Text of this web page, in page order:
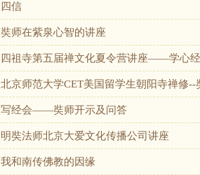
四信
奘师在紫泉心智的讲座
四祖寺第五届禅文化夏令营讲座——学心
北京师范大学CET美国留学生朝阳寺禅修--
写经会——奘师开示及问答
明奘法师北京大爱文化传播公司讲座
我和南传佛教的因缘